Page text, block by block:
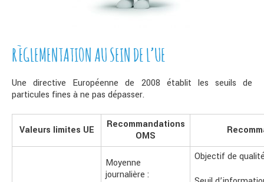
RÈGLEMENTATION AU SEIN DE L’UE
Une directive Européenne de 2008 établit les seuils de
particules fines à ne pas dépasser.
Valeurs limites UE
Recommandations
OMS
Moyenne
journalière :
Objectif de